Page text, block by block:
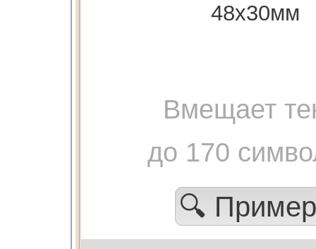
48х30мм
Вмещает
до 170
🔍